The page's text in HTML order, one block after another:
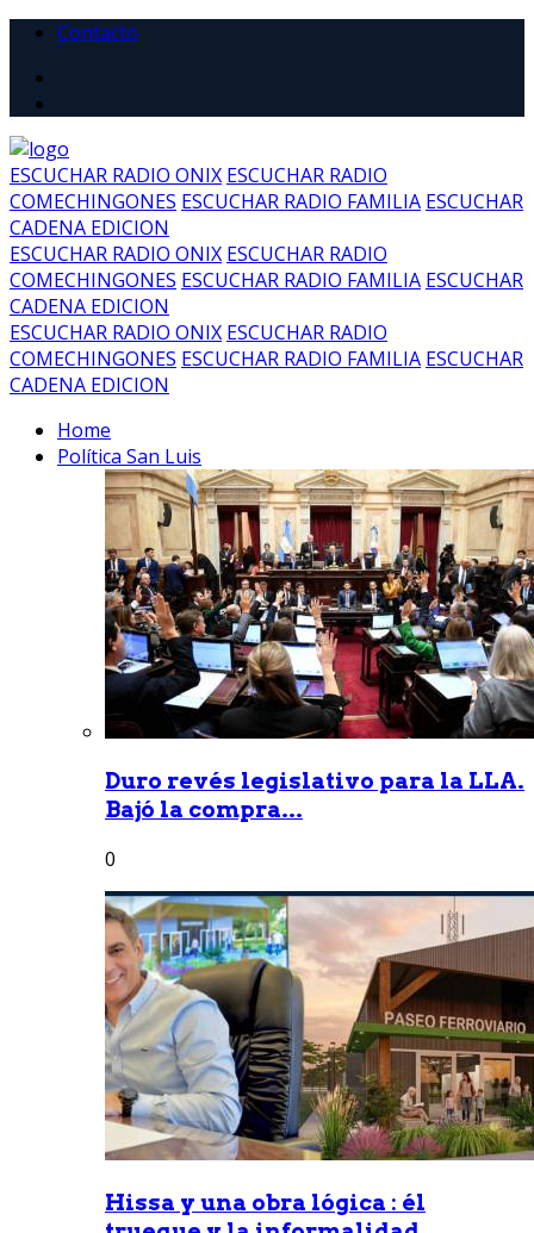
Contacto
ESCUCHAR RADIO ONIX ESCUCHAR RADIO
COMECHINGONES ESCUCHAR RADIO FAMILIA ESCUCHAR
CADENA EDICION
ESCUCHAR RADIO ONIX ESCUCHAR RADIO
COMECHINGONES ESCUCHAR RADIO FAMILIA ESCUCHAR
CADENA EDICION
ESCUCHAR RADIO ONIX ESCUCHAR RADIO
COMECHINGONES ESCUCHAR RADIO FAMILIA ESCUCHAR
CADENA EDICION
Home
Política San Luis
Duro revés legislativo para la LLA.
Bajó la compra...
0
Hissa y una obra lógica : él